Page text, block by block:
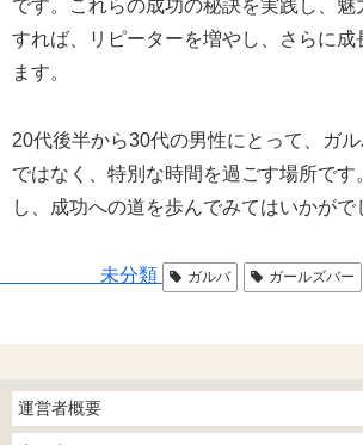
です。これらの成功の秘訣を実践し、魅
すれば、リピーターを増やし、さらに成
ます。
20代後半から30代の男性にとって、ガ
ではなく、特別な時間を過ごす場所です
し、成功への道を歩んでみてはいかがで
未分類 ガルバ ガールズバー
運営者概要